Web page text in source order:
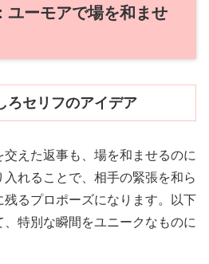
ユーモアで場を和ませ
ろセリフのアイデア
えた返事も、場を和ませるのに
れることで、相手の緊張を和ら
るプロポーズになります。以下
特別な瞬間をユニークなものに